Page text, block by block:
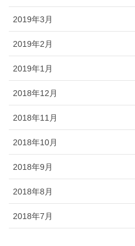
2019年3月
2019年2月
2019年1月
2018年12月
2018年11月
2018年10月
2018年9月
2018年8月
2018年7月